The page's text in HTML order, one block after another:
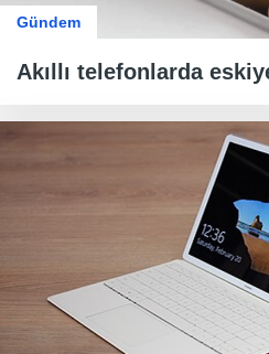
Gündem
Akıllı telefonlarda